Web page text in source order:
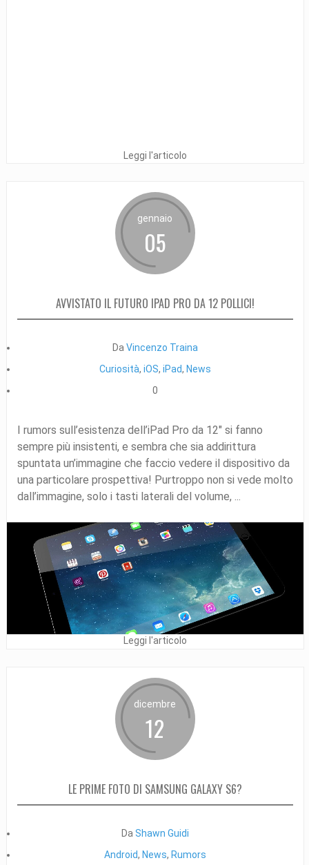
Leggi l'articolo
gennaio
05
AVVISTATO IL FUTURO IPAD PRO DA 12 POLLICI!
Da Vincenzo Traina
Curiosità, iOS, iPad, News
0
I rumors sull’esistenza dell’iPad Pro da 12″ si fanno
sempre più insistenti, e sembra che sia addirittura
spuntata un’immagine che faccio vedere il dispositivo da
una particolare prospettiva! Purtroppo non si vede molto
dall’immagine, solo i tasti laterali del volume, ...
Leggi l'articolo
dicembre
12
LE PRIME FOTO DI SAMSUNG GALAXY S6?
Da Shawn Guidi
Android, News, Rumors